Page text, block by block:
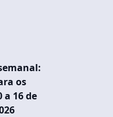
os
a 16 de